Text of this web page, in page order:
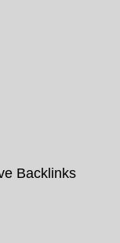
Backlinks